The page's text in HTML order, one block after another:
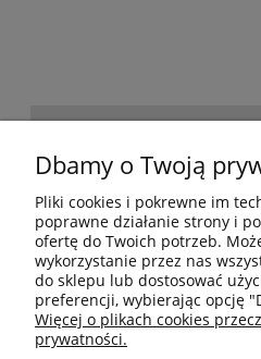
MOJE
Dbamy o Twoją
Pliki cookies i pokrewne im
poprawne działanie strony i
ofertę do Twoich potrzeb.
wykorzystanie przez nas
do sklepu lub dostosować
preferencji, wybierając opcję
Więcej o plikach cookies
prywatności.